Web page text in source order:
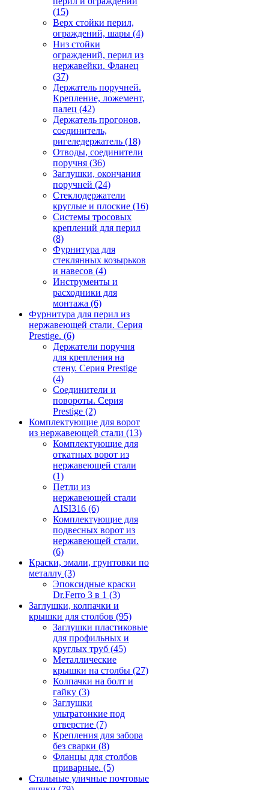
(15)
Верх стойки перил,
ограждений, шары (4)
Низ стойки
ограждений, перил из
нержавейки. Фланец
(37)
Держатель поручней.
Крепление, ложемент,
палец (42)
Держатель прогонов,
соединитель,
ригеледержатель (18)
Отводы, соединители
поручня (36)
Заглушки, окончания
поручней (24)
Стеклодержатели
круглые и плоские (16)
Системы тросовых
креплений для перил
(8)
Фурнитура для
стеклянных козырьков
и навесов (4)
Инструменты и
расходники для
монтажа (6)
Фурнитура для перил из
нержавеющей стали. Серия
Prestige. (6)
Держатели поручня
для крепления на
стену. Серия Prestige
(4)
Соединители и
повороты. Серия
Prestige (2)
Комплектующие для ворот
из нержавеющей стали (13)
Комплектующие для
откатных ворот из
нержавеющей стали
(1)
Петли из
нержавеющей стали
AISI316 (6)
Комплектующие для
подвесных ворот из
нержавеющей стали.
(6)
Краски, эмали, грунтовки по
металлу (3)
Эпоксидные краски
Dr.Ferro 3 в 1 (3)
Заглушки, колпачки и
крышки для столбов (95)
Заглушки пластиковые
для профильных и
круглых труб (45)
Металлические
крышки на столбы (27)
Колпачки на болт и
гайку (3)
Заглушки
ультратонкие под
отверстие (7)
Крепления для забора
без сварки (8)
Фланцы для столбов
приварные. (5)
Стальные уличные почтовые